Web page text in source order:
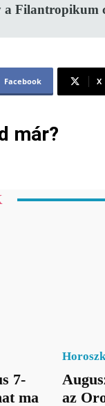
a Filantropikum
Facebook X
már?
7-
ma
az